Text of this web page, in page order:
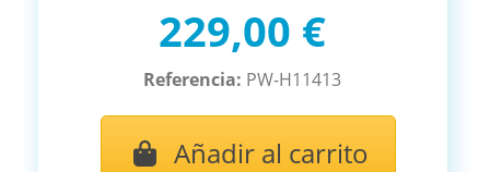
229,00 €
Referencia: PW-H11413
Añadir al carrito